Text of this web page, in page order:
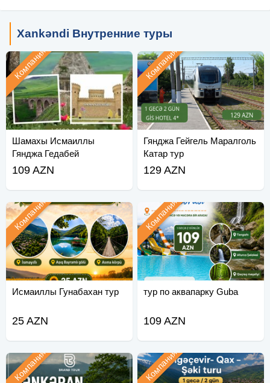
Xankəndi Внутренние туры
Шамахы Исмаиллы
Гянджа Гедабей
Компания
109 AZN
Гянджа Гейгель Маралголь
Катар тур
Компания
129 AZN
Исмаиллы Гунабахан тур
Компания
25 AZN
тур по аквапарку Guba
Компания
109 AZN
Компания Компания